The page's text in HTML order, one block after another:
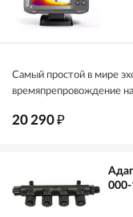
Самый простой в мире
времяпрепровождение
20 290₽